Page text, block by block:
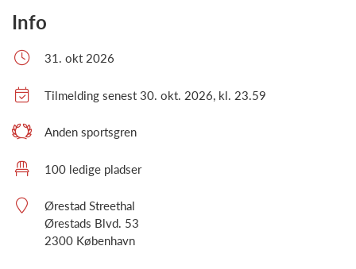
Info
31. okt 2026
Tilmelding senest 30. okt. 2026, kl. 23.59
Anden sportsgren
100 ledige pladser
Ørestad Streethal
Ørestads Blvd. 53
2300 København